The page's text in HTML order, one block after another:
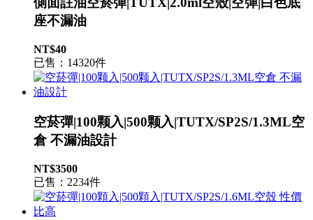
座不漏油
NT$40
已售：14320件
空菸彈|100颗入|500颗入|TUTX/SP2S/1.3ML空
倉 不漏油設計
NT$3500
已售：2234件